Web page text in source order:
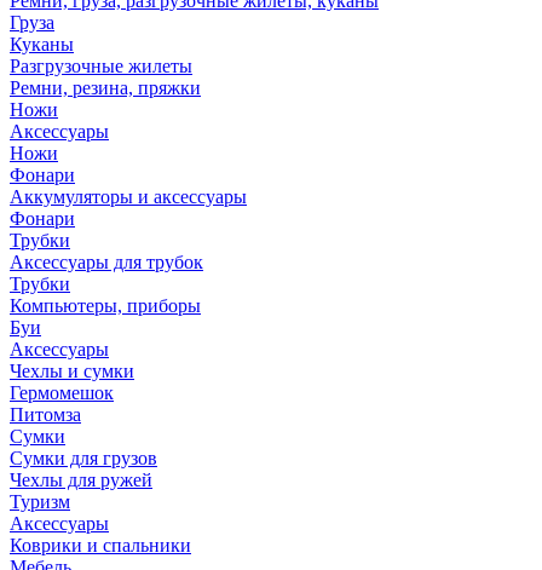
Груза
Куканы
Разгрузочные жилеты
Ремни, резина, пряжки
Ножи
Аксессуары
Ножи
Фонари
Аккумуляторы и аксессуары
Фонари
Трубки
Аксессуары для трубок
Трубки
Компьютеры, приборы
Буи
Аксессуары
Чехлы и сумки
Гермомешок
Питомза
Сумки
Сумки для грузов
Чехлы для ружей
Туризм
Аксессуары
Коврики и спальники